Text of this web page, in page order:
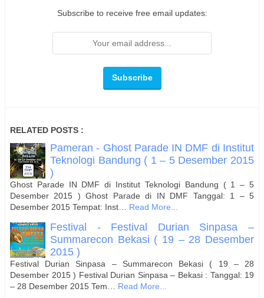
Subscribe to receive free email updates:
RELATED POSTS :
Pameran - Ghost Parade IN DMF di Institut
Teknologi Bandung ( 1 – 5 Desember 2015
)
Ghost Parade IN DMF di Institut Teknologi Bandung ( 1 – 5
Desember 2015 ) Ghost Parade di IN DMF Tanggal: 1 – 5
Desember 2015 Tempat: Inst… Read More...
Festival - Festival Durian Sinpasa –
Summarecon Bekasi ( 19 – 28 Desember
2015 )
Festival Durian Sinpasa – Summarecon Bekasi ( 19 – 28
Desember 2015 ) Festival Durian Sinpasa – Bekasi : Tanggal: 19
– 28 Desember 2015 Tem…
Read More...